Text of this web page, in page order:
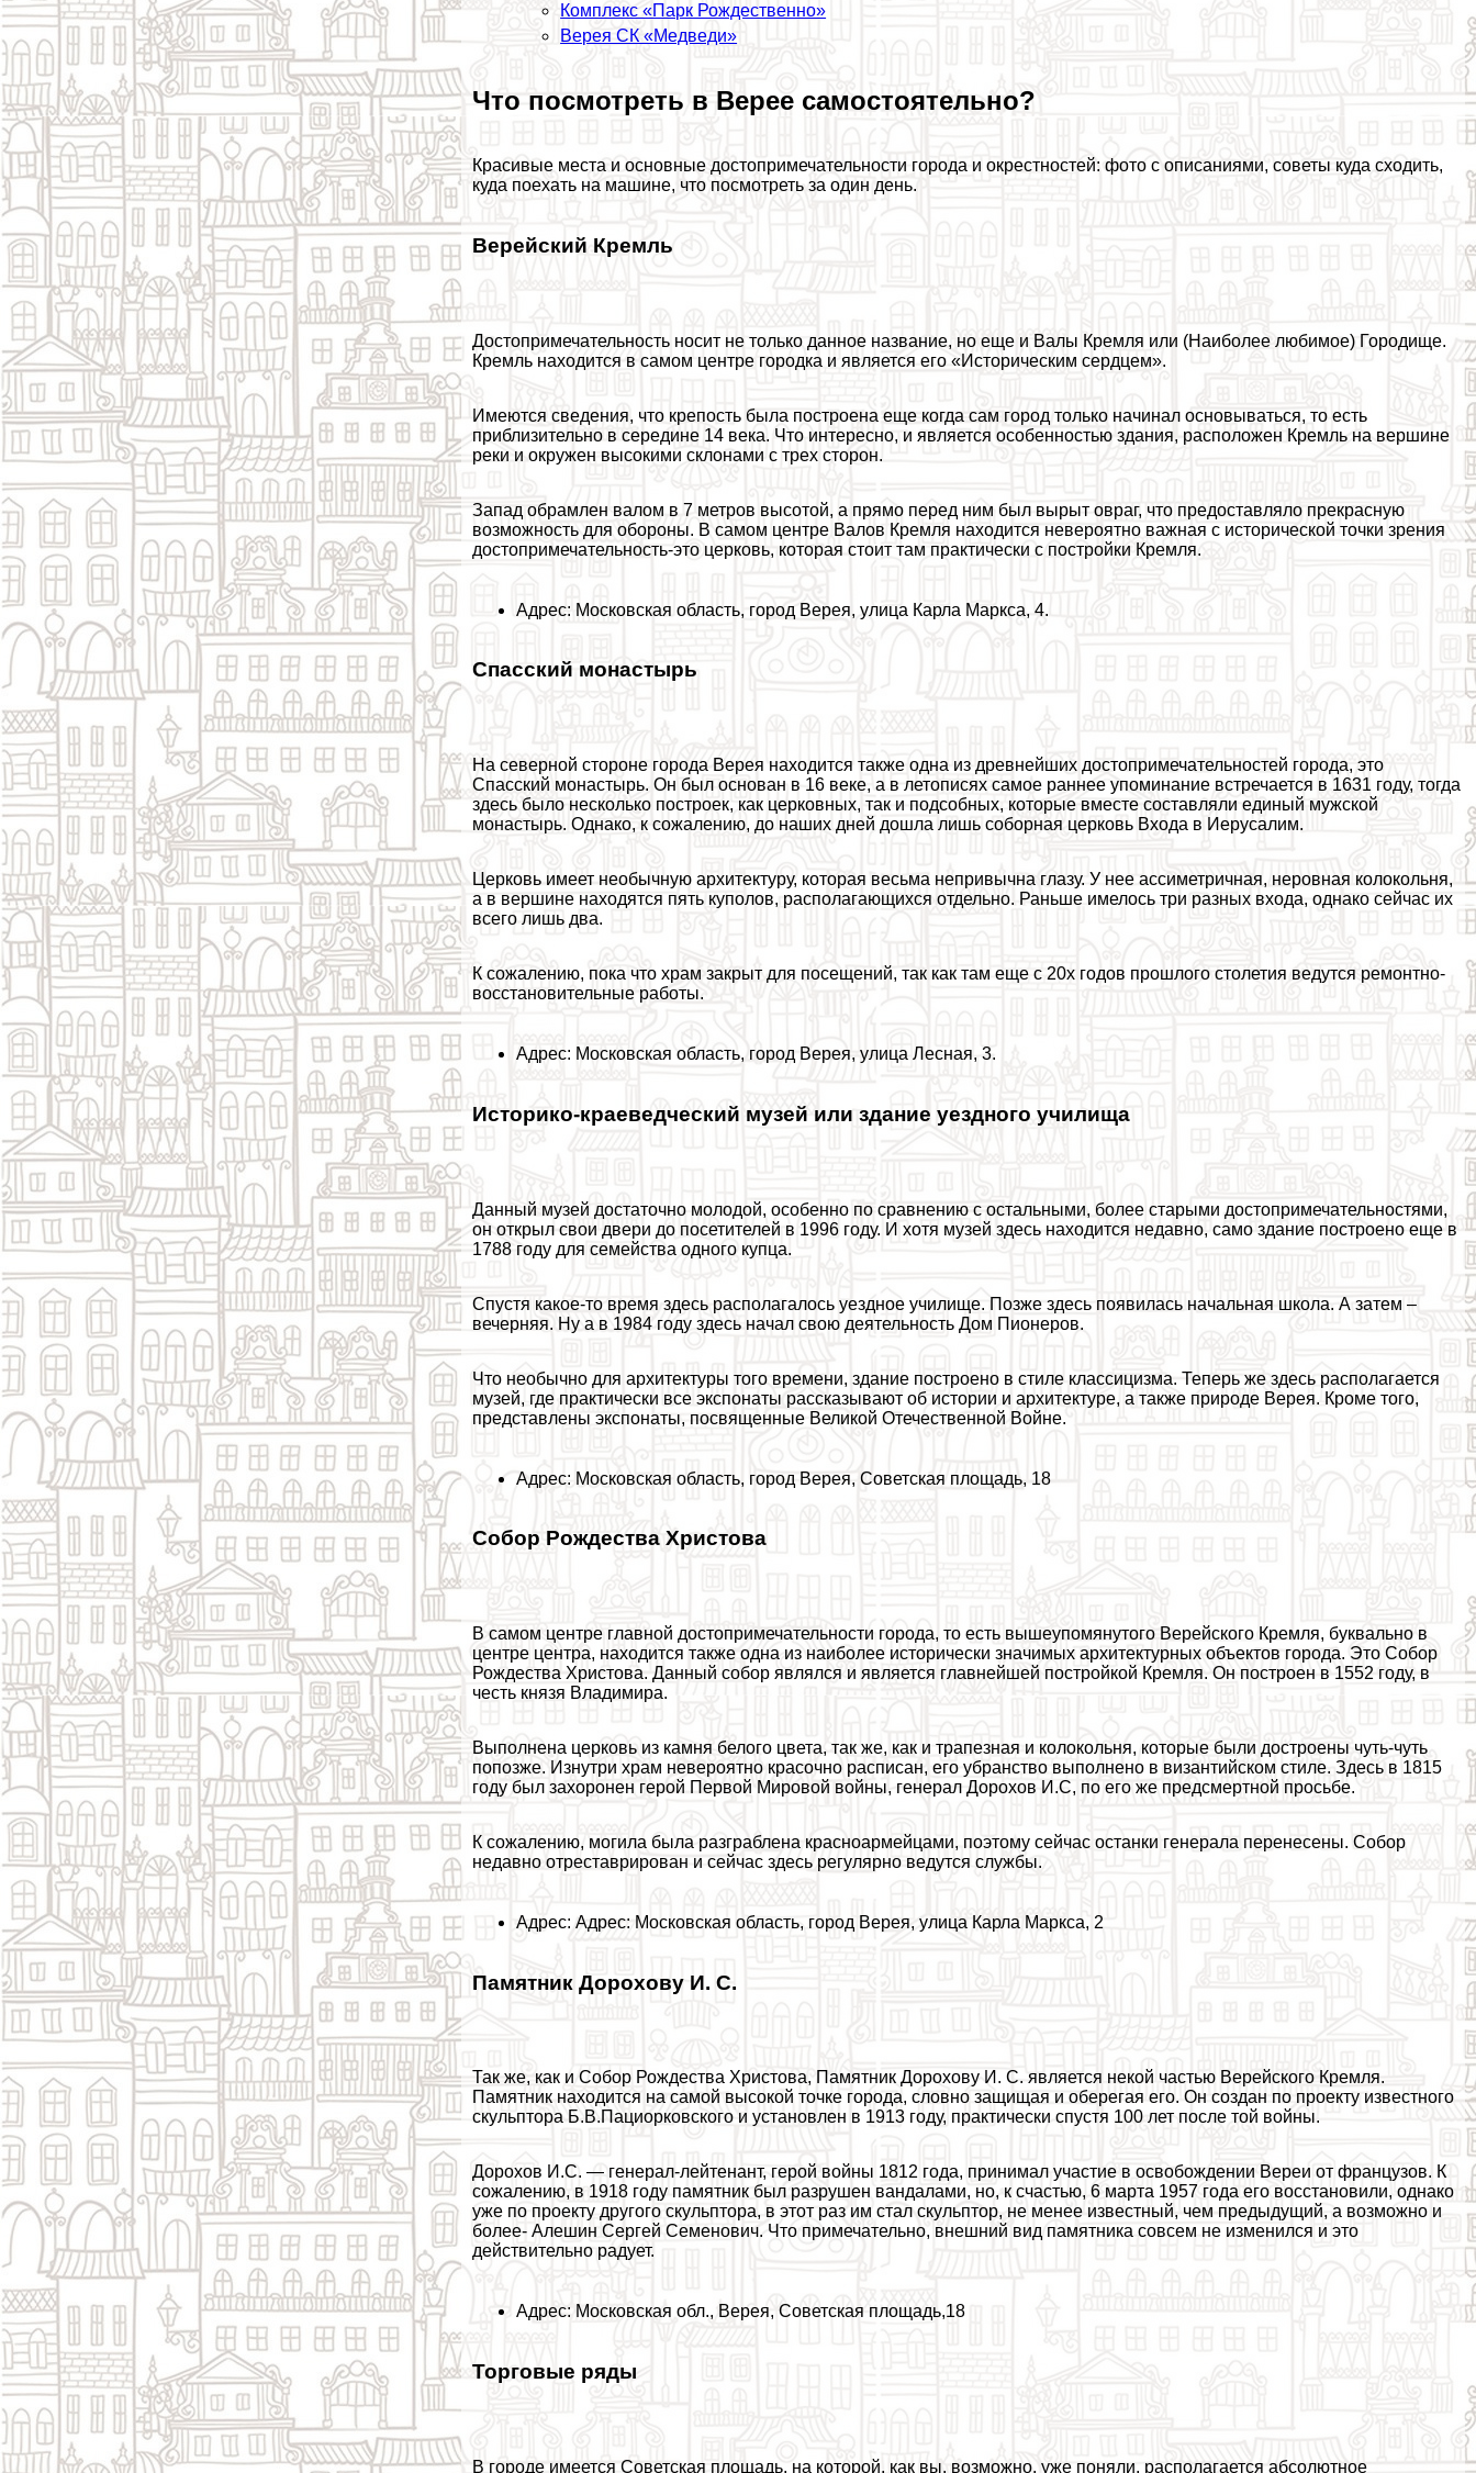
Комплекс «Парк Рождественно»
Верея СК «Медведи»
Что посмотреть в Верее самостоятельно?
Красивые места и основные достопримечательности города и окрестностей: фото с описаниями, советы куда сходить,
куда поехать на машине, что посмотреть за один день.
Верейский Кремль
Достопримечательность носит не только данное название, но еще и Валы Кремля или (Наиболее любимое) Городище.
Кремль находится в самом центре городка и является его «Историческим сердцем».
Имеются сведения, что крепость была построена еще когда сам город только начинал основываться, то есть
приблизительно в середине 14 века. Что интересно, и является особенностью здания, расположен Кремль на вершине
реки и окружен высокими склонами с трех сторон.
Запад обрамлен валом в 7 метров высотой, а прямо перед ним был вырыт овраг, что предоставляло прекрасную
возможность для обороны. В самом центре Валов Кремля находится невероятно важная с исторической точки зрения
достопримечательность-это церковь, которая стоит там пpaктически с постройки Кремля.
Адрес: Московская область, город Верея, улица Карла Маркса, 4.
Спасский монастырь
На северной стороне города Верея находится также одна из древнейших достопримечательностей города, это
Спасский монастырь. Он был основан в 16 веке, а в летописях самое раннее упоминание встречается в 1631 году, тогда
здесь было несколько построек, как церковных, так и подсобных, которые вместе составляли единый мужской
монастырь. Однако, к сожалению, до наших дней дошла лишь соборная церковь Входа в Иерусалим.
Церковь имеет необычную архитектуру, которая весьма непривычна глазу. У нее ассиметричная, неровная колокольня,
а в вершине находятся пять куполов, располагающихся отдельно. Раньше имелось три разных входа, однако сейчас их
всего лишь два.
К сожалению, пока что храм закрыт для посещений, так как там еще с 20х годов прошлого столетия ведутся ремонтно-
восстановительные работы.
Адрес: Московская область, город Верея, улица Лесная, 3.
Историко-краеведческий музей или здание уездного училища
Данный музей достаточно молодой, особенно по сравнению с остальными, более старыми достопримечательностями,
он открыл свои двери до посетителей в 1996 году. И хотя музей здесь находится недавно, само здание построено еще в
1788 году для семейства одного купца.
Спустя какое-то время здесь располагалось уездное училище. Позже здесь появилась начальная школа. А затем –
вечерняя. Ну а в 1984 году здесь начал свою деятельность Дом Пионеров.
Что необычно для архитектуры того времени, здание построено в стиле классицизма. Теперь же здесь располагается
музей, где пpaктически все экспонаты рассказывают об истории и архитектуре, а также природе Верея. Кроме того,
представлены экспонаты, посвященные Великой Отечественной Войне.
Адрес: Московская область, город Верея, Советская площадь, 18
Собор Рождества Христова
В самом центре главной достопримечательности города, то есть вышеупомянутого Верейского Кремля, буквально в
центре центра, находится также одна из наиболее исторически значимых архитектурных объектов города. Это Собор
Рождества Христова. Данный собор являлся и является главнейшей постройкой Кремля. Он построен в 1552 году, в
честь князя Владимира.
Выполнена церковь из камня белого цвета, так же, как и трапезная и колокольня, которые были достроены чуть-чуть
попозже. Изнутри храм невероятно красочно расписан, его убранство выполнено в византийском стиле. Здесь в 1815
году был захоронен герой Первой Мировой войны, генерал Дорохов И.С, по его же предcмepтной просьбе.
К сожалению, могила была разграблена красноармейцами, поэтому сейчас останки генерала перенесены. Собор
недавно отреставрирован и сейчас здесь регулярно ведутся службы.
Адрес: Адрес: Московская область, город Верея, улица Карла Маркса, 2
Памятник Дорохову И. С.
Так же, как и Собор Рождества Христова, Памятник Дорохову И. С. является некой частью Верейского Кремля.
Памятник находится на самой высокой точке города, словно защищая и оберегая его. Он создан по проекту известного
скульптора Б.В.Пациорковского и установлен в 1913 году, пpaктически спустя 100 лет после той войны.
Дорохов И.С. — генерал-лейтенант, герой войны 1812 года, принимал участие в освобождении Вереи от французов. К
сожалению, в 1918 году памятник был разрушен вандалами, но, к счастью, 6 марта 1957 года его восстановили, однако
уже по проекту другого скульптора, в этот раз им стал скульптор, не менее известный, чем предыдущий, а возможно и
более- Алешин Сергeй Семенович. Что примечательно, внешний вид памятника совсем не изменился и это
действительно радует.
Адрес: Московская обл., Верея, Советская площадь,18
Торговые ряды
В городе имеется Советская площадь, на которой, как вы, возможно, уже поняли, располагается абсолютное